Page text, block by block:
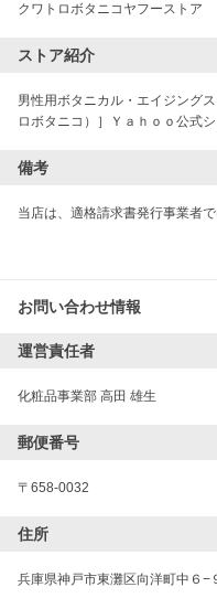
クワトロボタニコヤフーストア
ストア紹介
男性用ボタニカル・エイジング
ロボタニコ）］Ｙａｈｏｏ公式
備考
当店は、適格請求書発行事業者で
お問い合わせ情報
運営責任者
化粧品事業部 高田 雄生
郵便番号
〒658-0032
住所
兵庫県神戸市東灘区向洋町中６−